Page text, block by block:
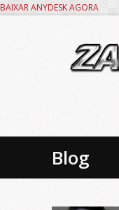
BAIXAR ANYDESK AGORA
Blog